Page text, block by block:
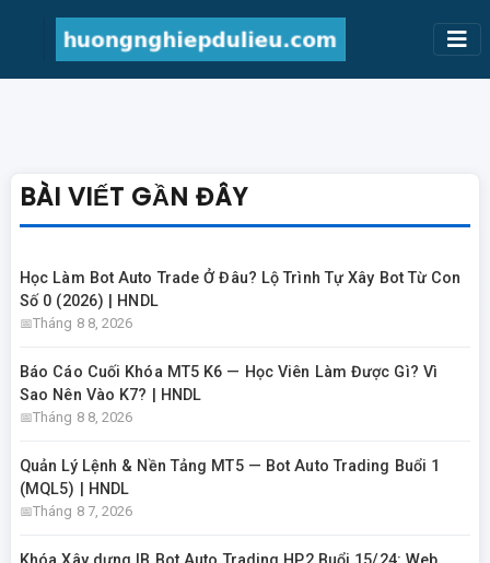
BÀI VIẾT GẦN ĐÂY
Học Làm Bot Auto Trade Ở Đâu? Lộ Trình Tự Xây Bot Từ Con
Số 0 (2026) | HNDL
Tháng 8 8, 2026
Báo Cáo Cuối Khóa MT5 K6 — Học Viên Làm Được Gì? Vì
Sao Nên Vào K7? | HNDL
Tháng 8 8, 2026
Quản Lý Lệnh & Nền Tảng MT5 — Bot Auto Trading Buổi 1
(MQL5) | HNDL
Tháng 8 7, 2026